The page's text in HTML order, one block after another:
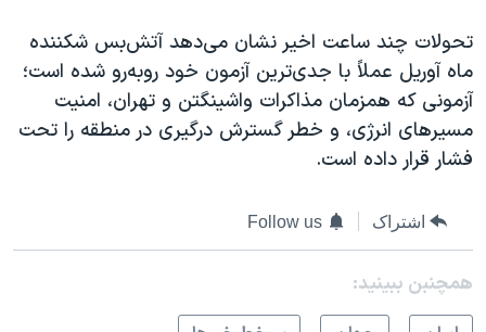
تحولات چند ساعت اخیر نشان می‌دهد آتش‌بس شکننده
ماه آوریل عملاً با جدی‌ترین آزمون خود روبه‌رو شده است؛
آزمونی که همزمان مذاکرات واشینگتن و تهران، امنیت
مسیرهای انرژی، و خطر گسترش درگیری در منطقه را تحت
فشار قرار داده است.
اشتراک Follow us
همچنبن ببینید: